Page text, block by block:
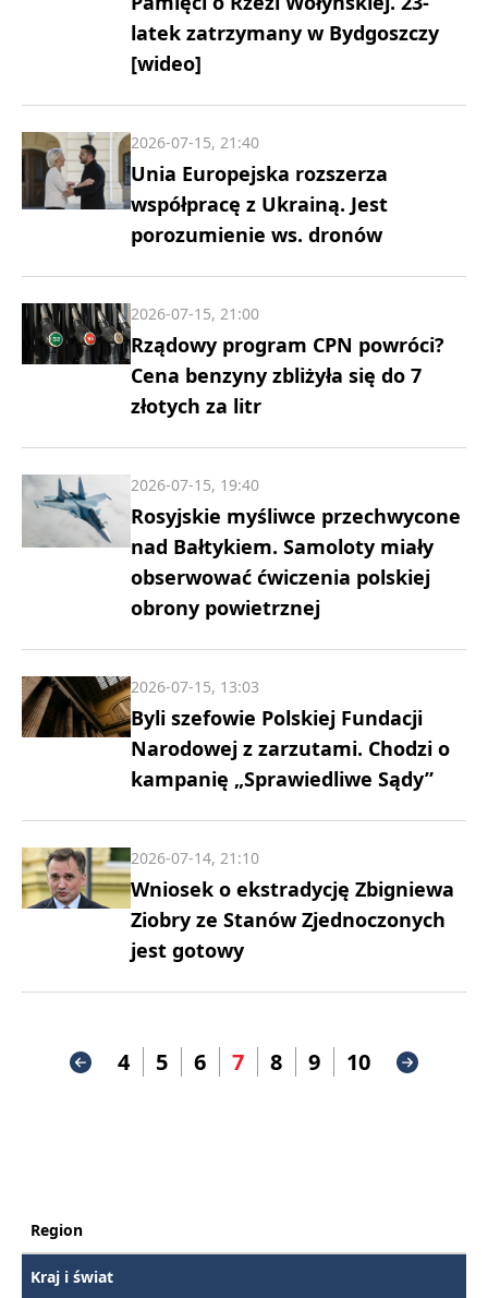
latek zatrzymany w Bydgoszczy
[wideo]
Unia Europejska rozszerza
współpracę z Ukrainą. Jest
porozumienie ws. dronów
2026-07-15, 21:40
Rządowy program CPN powróci?
Cena benzyny zbliżyła się do 7
złotych za litr
2026-07-15, 21:00
Rosyjskie myśliwce przechwycone
nad Bałtykiem. Samoloty miały
obserwować ćwiczenia polskiej
obrony powietrznej
2026-07-15, 19:40
Byli szefowie Polskiej Fundacji
Narodowej z zarzutami. Chodzi o
kampanię „Sprawiedliwe Sądy”
2026-07-15, 13:03
Wniosek o ekstradycję Zbigniewa
Ziobry ze Stanów Zjednoczonych
jest gotowy
2026-07-14, 21:10
4 5 6 7 8 9 10
Region
Kraj i świat